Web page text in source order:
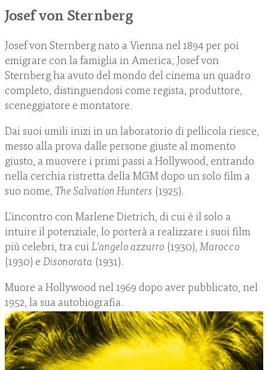
Josef von Sternberg
Josef von Sternberg nato a Vienna nel 1894 per poi
emigrare con la famiglia in America, Josef von
Sternberg ha avuto del mondo del cinema un quadro
completo, distinguendosi come regista, produttore,
sceneggiatore e montatore.
Dai suoi umili inizi in un laboratorio di pellicola riesce,
messo alla prova dalle persone giuste al momento
giusto, a muovere i primi passi a Hollywood, entrando
nella cerchia ristretta della MGM dopo un solo film a
suo nome, The Salvation Hunters (1925).
L’incontro con Marlene Dietrich, di cui è il solo a
intuire il potenziale, lo porterà a realizzare i suoi film
più celebri, tra cui L’angelo azzurro (1930), Marocco
(1930) e Disonorata (1931).
Muore a Hollywood nel 1969 dopo aver pubblicato, nel
1952, la sua autobiografia.